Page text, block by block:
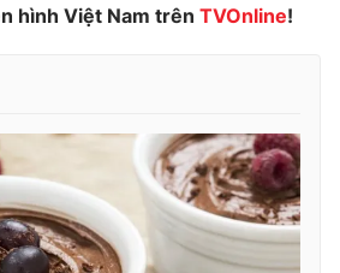
VTV8
English
hình Việt Nam trên TVOnline!